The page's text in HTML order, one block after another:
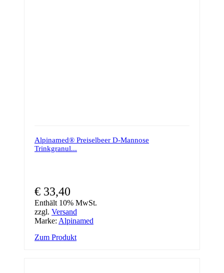
Alpinamed® Preiselbeer D-Mannose
Trinkgranul...
€ 33,40
Enthält 10% MwSt.
zzgl. Versand
Marke: Alpinamed
Zum Produkt